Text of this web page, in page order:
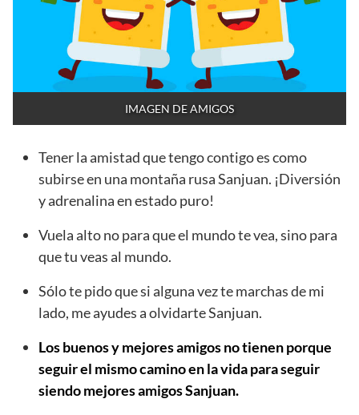
IMAGEN DE AMIGOS
Tener la amistad que tengo contigo es como
subirse en una montaña rusa Sanjuan. ¡Diversión
y adrenalina en estado puro!
Vuela alto no para que el mundo te vea, sino para
que tu veas al mundo.
Sólo te pido que si alguna vez te marchas de mi
lado, me ayudes a olvidarte Sanjuan.
Los buenos y mejores amigos no tienen porque
seguir el mismo camino en la vida para seguir
siendo mejores amigos Sanjuan.